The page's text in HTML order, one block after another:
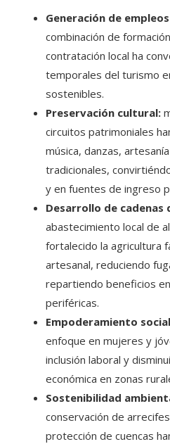
Generación de
combinación de
contratación local ha
temporales del turismo
sostenibles.
Preservación cultural:
circuitos patrimoniales
música, danzas,
tradicionales,
y en fuentes de ingreso
Desarrollo de cadenas
abastecimiento local de
fortalecido la agricultura
artesanal, reduciendo
repartiendo beneficios
periféricas.
Empoderamiento
enfoque en mujeres y
inclusión laboral y
económica en zonas
Sostenibilidad
conservación de
protección de cuencas